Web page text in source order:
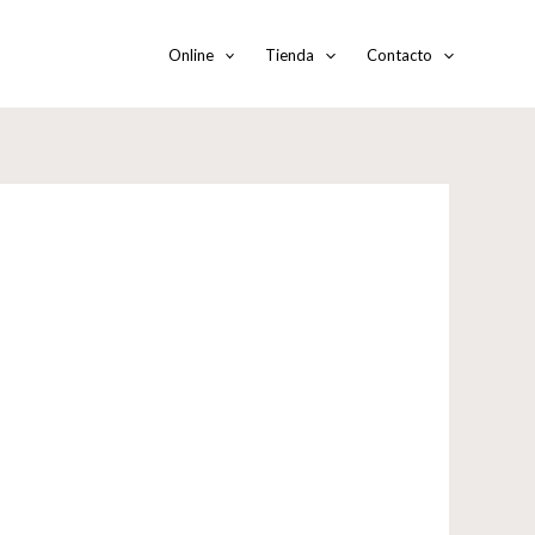
Online Tienda Contacto